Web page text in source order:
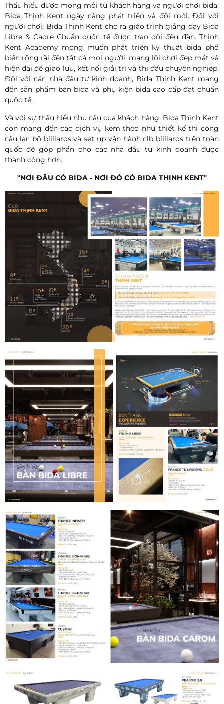
Thấu hiểu được mong mỏi từ khách hàng và người chơi bida.
Bida Thịnh Kent ngày càng phát triển và đổi mới. Đối với
người chơi, Bida Thịnh Kent cho ra giáo trình giảng dạy Bida
Libre & Cadre Chuẩn quốc tế được trao dồi đều đặn. Thịnh
Kent Academy mong muốn phát triển kỹ thuật bida phổ
biến rộng rãi đến tất cả mọi người, mang lối chơi đẹp mắt và
hiện đại để giao lưu, kết nối giải trí và thi đấu chuyên nghiệp.
Đối với các nhà đầu tư kinh doanh, Bida Thịnh Kent mang
đến sản phẩm bàn bida và phụ kiện bida cao cấp đạt chuẩn
quốc tế.
Và với sự thấu hiểu nhu cầu của khách hàng, Bida Thịnh Kent
còn mang đến các dịch vụ kèm theo như thiết kế thi công
câu lạc bộ billiards và set up vận hành clb billiards trên toàn
quốc để góp phần cho các nhà đầu tư kinh doanh được
thành công hơn.
"NƠI ĐÂU CÓ BIDA - NƠI ĐÓ CÓ BIDA THỊNH KENT"